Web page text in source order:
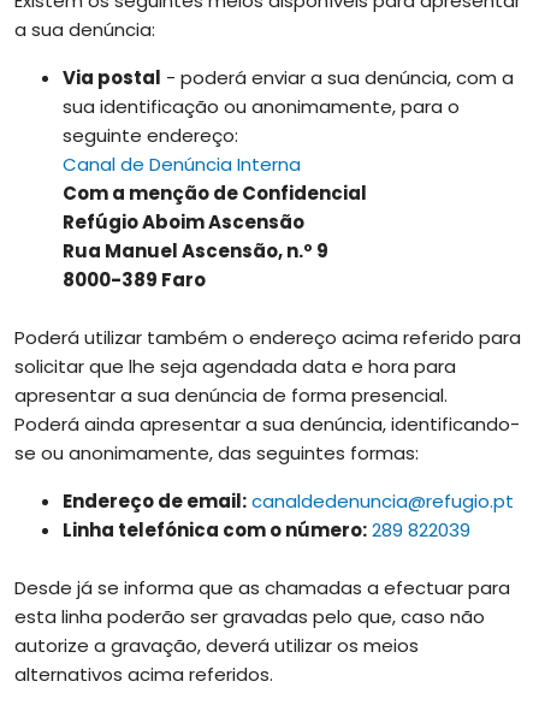
a sua denúncia:
Via postal - poderá enviar a sua denúncia, com a
sua identificação ou anonimamente, para o
seguinte endereço:
Canal de Denúncia Interna
Com a menção de Confidencial
Refúgio Aboim Ascensão
Rua Manuel Ascensão, n.º 9
8000-389 Faro
Poderá utilizar também o endereço acima referido para
solicitar que lhe seja agendada data e hora para
apresentar a sua denúncia de forma presencial.
Poderá ainda apresentar a sua denúncia, identificando-
se ou anonimamente, das seguintes formas:
Endereço de email:canaldedenuncia@refugio.pt
Linha telefónica com o número:289 822039
Desde já se informa que as chamadas a efectuar para
esta linha poderão ser gravadas pelo que, caso não
autorize a gravação, deverá utilizar os meios
alternativos acima referidos.